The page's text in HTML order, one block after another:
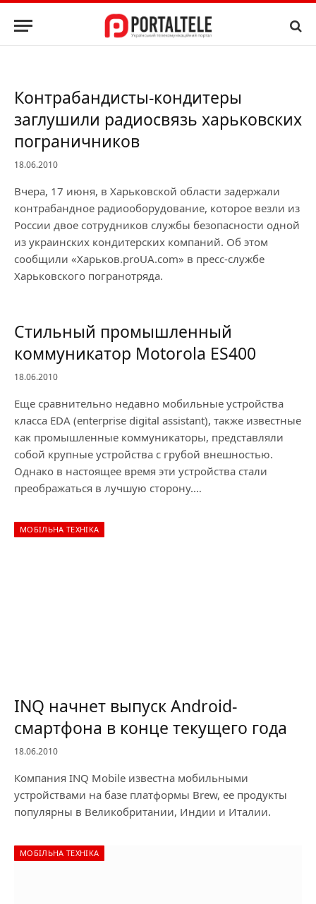
Контрабандисты-кондитеры
заглушили радиосвязь харьковских
пограничников
18.06.2010
Вчера, 17 июня, в Харьковской области задержали
контрабандное радиооборудование, которое везли из
России двое сотрудников службы безопасности одной
из украинских кондитерских компаний. Об этом
сообщили «Харьков.proUA.com» в пресс-службе
Харьковского погранотряда.
Стильный промышленный
коммуникатор Motorola ES400
18.06.2010
Еще сравнительно недавно мобильные устройства
класса EDA (enterprise digital assistant), также известные
как промышленные коммуникаторы, представляли
собой крупные устройства с грубой внешностью.
Однако в настоящее время эти устройства стали
преображаться в лучшую сторону.…
МОБІЛЬНА ТЕХНІКА
INQ начнет выпуск Android-
смартфона в конце текущего года
18.06.2010
Компания INQ Mobile известна мобильными
устройствами на базе платформы Brew, ее продукты
популярны в Великобритании, Индии и Италии.
МОБІЛЬНА ТЕХНІКА